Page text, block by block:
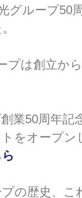
グループ50
プは創立か
業50周年記
をオープン
の歴史、こ